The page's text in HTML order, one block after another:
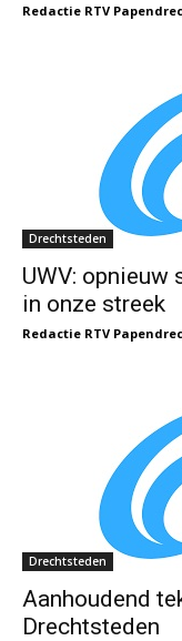
Redactie RTV
Drechtsteden
UWV: opnieuw
in onze streek
Redactie RTV
Drechtsteden
Aanhoudend
Drechtsteden